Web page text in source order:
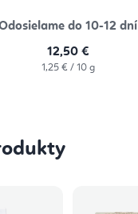
do 10-12 dní
12,50 €
Jednotková
1,25 € / 10 g